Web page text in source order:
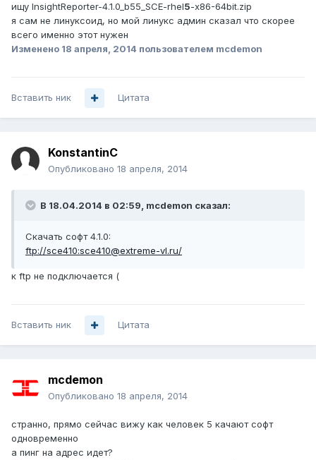
ищу InsightReporter-4.1.0_b55_SCE-rhel5-x86-64bit.zip
я сам не линуксоид, но мой линукс админ сказал что скорее
всего именно этот нужен
Изменено 18 апреля, 2014 пользователем mcdemon
Вставить ник Цитата
KonstantinC
Опубликовано 18 апреля, 2014
В 18.04.2014 в 02:59, mcdemon сказал:
Скачать софт 4.1.0:
ftp://sce410:sce410@extreme-vl.ru/
к ftp не подключается (
Вставить ник Цитата
mcdemon
Опубликовано 18 апреля, 2014
странно, прямо сейчас вижу как человек 5 качают софт
одновременно
а пинг на адрес идет?